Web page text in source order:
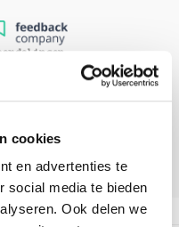
cookies
en advertenties te
social media te bieden
Ook delen we